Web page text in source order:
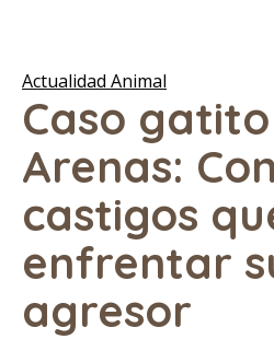
Actualidad Animal
Caso
Arenas:
castigos
enfrentar
agresor